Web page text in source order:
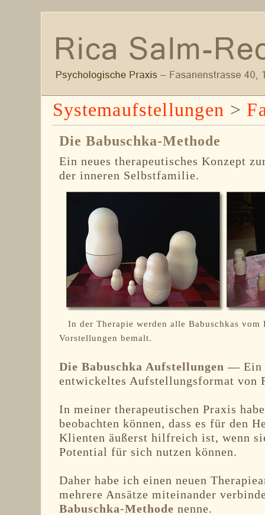
Systemaufstellungen >
Die Babuschka-Methode
Ein neues therapeutisches Konzept
der inneren Selbstfamilie.
In der Therapie werden alle Babuschkas vom
Vorstellungen bemalt.
Die Babuschka Aufstellungen — Ein
entwickeltes Aufstellungsformat von
In meiner therapeutischen Praxis
beobachten können, dass es für den
Klienten äußerst hilfreich ist, wenn
Potential für sich nutzen können.
Daher habe ich einen neuen
mehrere Ansätze miteinander
Babuschka-Methode nenne.